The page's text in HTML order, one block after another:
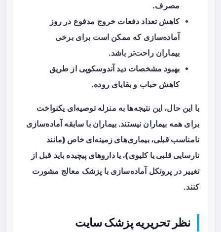
مصرف.
کاهش تعداد دفعات خروج مدفوع در روز
آماده‌سازی که ممکن است برای برخی
بیماران راحت‌تر باشد.
بهبود مشخصات دید آندوسکوپی از طریق
کاهش حباب و بقایای روده.
با این حال، این نتیجه‌ها به منزله توصیه‌ای یکنواخت
برای همه بیماران نیستند. بیماران با سابقه آماده‌سازی
نامناسب قبلی، بیماری‌های زمینه‌ای خاص (مانند
نارسایی قلبی یا کلیوی)، یا داروهای پیچیده باید قبل از
تغییر در پروتکل آماده‌سازی با پزشک معالج مشورت
کنند.
نظر تحریریه پزشک سایت